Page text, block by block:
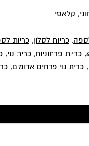
, קלאסי
, כריות לסלון, כריות
, כריות פרחוניות, כרית נוי,
, כרית נוי פרחים אדומים,